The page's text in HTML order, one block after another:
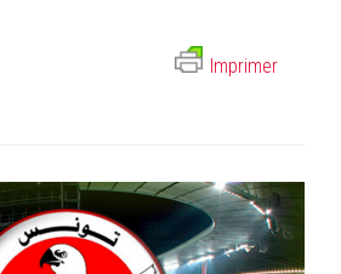
Imprimer